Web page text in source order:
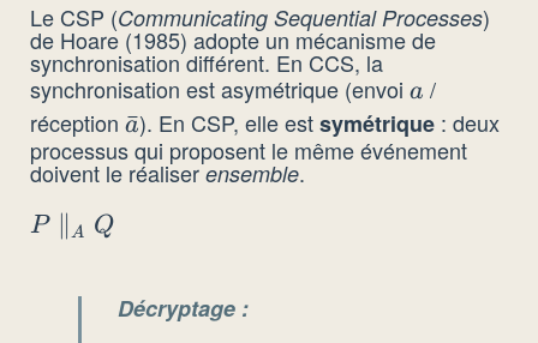
Le CSP (Communicating Sequential Processes)
de Hoare (1985) adopte un mécanisme de
synchronisation différent. En CCS, la
synchronisation est asymétrique (envoi a
a /
réception \bar{a}
a
ˉ). En CSP, elle estsymétrique : deux
processus qui proposent le même événement
doivent le réaliserensemble.
P
P A Q
Décryptage :